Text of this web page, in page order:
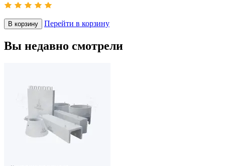
В корзину Перейти в корзину
Вы недавно смотрели